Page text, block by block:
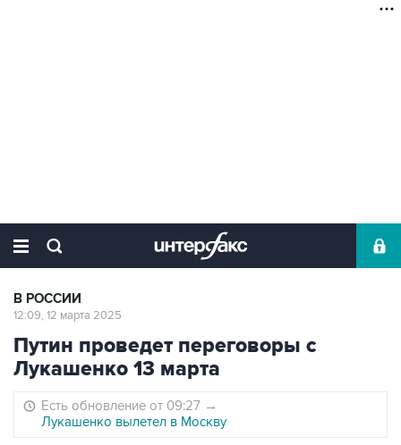
В РОССИИ
12:09, 12 марта 2025
Путин проведет переговоры с
Лукашенко 13 марта
Есть обновление от 09:27 →
Лукашенко вылетел в Москву